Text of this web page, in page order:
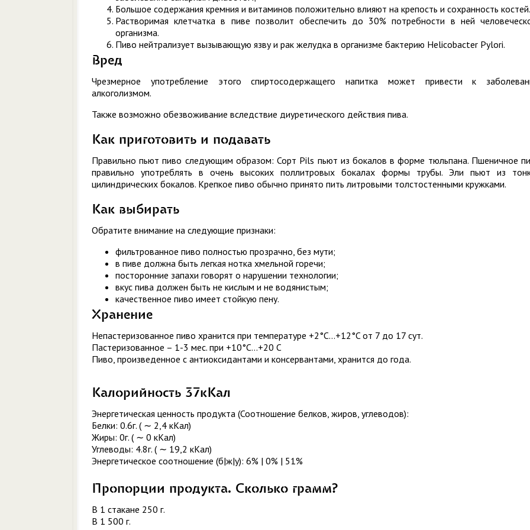
Большое содержания кремния и витаминов положительно влияют на крепость и сохранность костей.
Растворимая клетчатка в пиве позволит обеспечить до 30% потребности в ней
организма.
Пиво нейтрализует вызывающую язву и рак желудка в организме бактерию Helicobacter Pylori.
Вред
Чрезмерное употребление этого спиртосодержащего напитка может привести к
алкоголизмом.
Также возможно обезвоживание вследствие диуретического действия пива.
Как приготовить и подавать
Правильно пьют пиво следующим образом: Сорт Pils пьют из бокалов в форме тюльпана. Пшеничное
правильно употреблять в очень высоких поллитровых бокалах формы трубы. Эли пьют из
цилиндрических бокалов. Крепкое пиво обычно принято пить литровыми толстостенными кружками.
Как выбирать
Обратите внимание на следующие признаки:
фильтрованное пиво полностью прозрачно, без мути;
в пиве должна быть легкая нотка хмельной горечи;
посторонние запахи говорят о нарушении технологии;
вкус пива должен быть не кислым и не водянистым;
качественное пиво имеет стойкую пену.
Хранение
Непастеризованное пиво хранится при температуре +2°C...+12°C от 7 до 17 сут.
Пастеризованное – 1-3 мес. при +10°C...+20 С
Пиво, произведенное с антиоксидантами и консервантами, хранится до года.
Калорийность 37кКал
Энергетическая ценность продукта (Соотношение белков, жиров, углеводов):
Белки: 0.6г. ( ∼ 2,4 кКал)
Жиры: 0г. ( ∼ 0 кКал)
Углеводы: 4.8г. ( ∼ 19,2 кКал)
Энергетическое соотношение (б|ж|у): 6% | 0% | 51%
Пропорции продукта. Сколько грамм?
В 1 стакане 250 г.
В 1 500 г.